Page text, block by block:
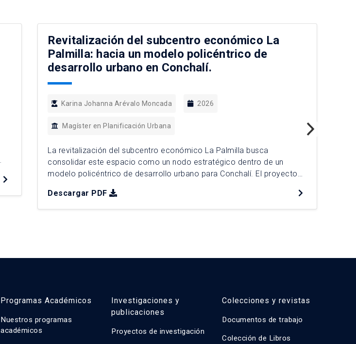
Revitalización del subcentro económico La
Palmilla: hacia un modelo policéntrico de
desarrollo urbano en Conchalí.
Karina Johanna Arévalo Moncada 2026
Magíster en Planificación Urbana
La revitalización del subcentro económico La Palmilla busca
consolidar este espacio como un nodo estratégico dentro de un
modelo policéntrico de desarrollo urbano para Conchalí. El proyecto
necesidad de fortalecer la economía local y la identidad barrial. A
través de un diagnóstico territorial integral, […]
Descargar PDF
Programas Académicos
Nuestros programas
académicos
Investigaciones y
publicaciones
Proyectos de investigación
Colecciones y revistas
Documentos de trabajo
Colección de Libros